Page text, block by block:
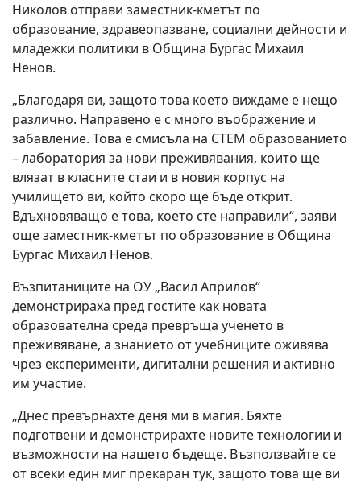
Николов отправи заместник-кметът по
образование, здравеопазване, социални дейности и
младежки политики в Община Бургас Михаил
Ненов.
„Благодаря ви, защото това което виждаме е нещо
различно. Направено е с много въображение и
забавление. Това е смисъла на СТЕМ образованието
– лаборатория за нови преживявания, които ще
влязат в класните стаи и в новия корпус на
училището ви, който скоро ще бъде открит.
Вдъхновяващо е това, което сте направили“, заяви
още заместник-кметът по образование в Община
Бургас Михаил Ненов.
Възпитаниците на ОУ „Васил Априлов“
демонстрираха пред гостите как новата
образователна среда превръща ученето в
преживяване, а знанието от учебниците оживява
чрез експерименти, дигитални решения и активно
им участие.
„Днес превърнахте деня ми в магия. Бяхте
подготвени и демонстрирахте новите технологии и
възможности на нашето бъдеще. Възползвайте се
от всеки един миг прекаран тук, защото това ще ви